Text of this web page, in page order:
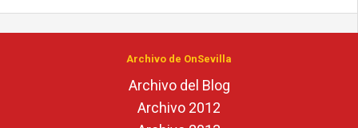
Archivo de OnSevilla
Archivo del Blog
Archivo 2012